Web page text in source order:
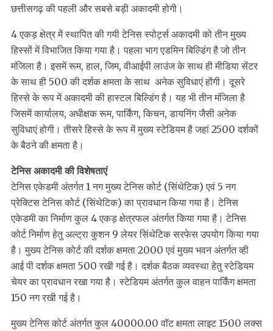
छत्तीसगढ़ की पहली और सबसे बड़ी अकादमी होगी।
4 एकड़ क्षेत्र में स्थापित की गयी टेनिस स्पोर्ट्स अकादमी को तीन मुख्य
हिस्सों में विभाजित किया गया है। पहला भाग एडमिन बिल्डिंग है जो तीन
मंजिला है। इसमें रूम, हाल, जिम, वीआईपी लाउंज के साथ ही मीडिया सेंटर
के साथ ही 500 की दर्शक क्षमता के साथ अनेक सुविधाएं होंगी। दूसरे
हिस्से के रूप में अकादमी की हास्टल बिल्डिंग है। यह भी तीन मंजिला है
जिसमें कार्यालय, अधीक्षक रूम, पार्किंग, किचन, डायनिंग जैसी अनेक
सुविधाएं होगी। तीसरे हिस्से के रूप में मुख्य स्टेडियम है जहां 2500 दर्शकों
के बैठने की क्षमता है।
टेनिस अकादमी की विशेषताएं
टेनिस एकेडमी अंतर्गत 1 नग मुख्य टेनिस कोर्ट (सिंथेटिक) एवं 5 नग
प्रेक्टिस टेनिस कोर्ट (सिंथेटिक) का प्रावधान किया गया है। टेनिस
एकेडमी का निर्माण कुल 4 एकड़ क्षेत्रफल अंतर्गत किया गया है। टेनिस
कोर्ट निर्माण हेतु अल्ट्रा कुशन 9 लेयर सिंथेटिक सरफेस उपयोग किया गया
है। मुख्य टेनिस कोर्ट की दर्शक क्षमता 2000 एवं मुख्य भवन अंतर्गत व्ही
आई पी दर्शक क्षमता 500 रखी गई है। दर्शक बैठक व्यवस्था हेतु स्टेडियम
चेयर का प्रावधान रखा गया है। स्टेडियम अंतर्गत कुल वाहन पार्किंग क्षमता
150 नग रखी गई है।
मुख्य टेनिस कोर्ट अंतर्गत कुल 40000.00 वॉट क्षमता लाइट 1500 लक्स